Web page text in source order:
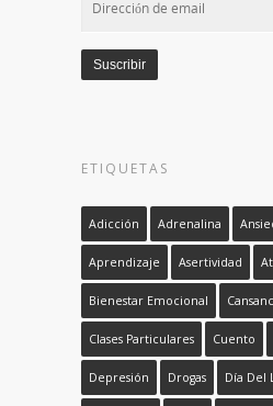
email
Suscribir
ETIQUETAS
Adicción Adrenalina
Aprendizaje Asertividad
Bienestar Emocional
Clases Particulares Cuento
Depresión Drogas Día Del